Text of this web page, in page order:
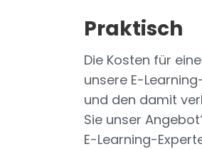
Praktisch
Die Kosten für
unsere E-
und den damit
Sie unser
E-Learning-